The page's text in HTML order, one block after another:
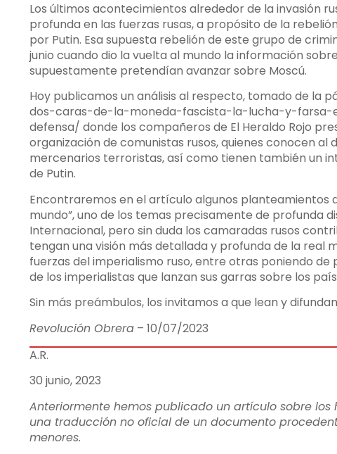
Los últimos acontecimientos alrededor de la invasión
profunda en las fuerzas rusas, a propósito de la
por Putin. Esa supuesta rebelión de este grupo de
junio cuando dio la vuelta al mundo la información
supuestamente pretendían avanzar sobre Moscú.
Hoy publicamos un análisis al respecto, tomado de la
dos-caras-de-la-moneda-fascista-la-lucha-y-
defensa/ donde los compañeros de El Heraldo Rojo
organización de comunistas rusos, quienes conocen
mercenarios terroristas, así como tienen también un
de Putin.
Encontraremos en el artículo algunos
mundo”, uno de los temas precisamente de profunda
Internacional, pero sin duda los camaradas rusos
tengan una visión más detallada y profunda de la real
fuerzas del imperialismo ruso, entre otras poniendo
de los imperialistas que lanzan sus garras sobre los
Sin más preámbulos, los invitamos a que lean y
Revolución Obrera – 10/07/2023
A.R.
30 junio, 2023
Anteriormente hemos publicado un artículo sobre los
una traducción no oficial de un documento
menores.